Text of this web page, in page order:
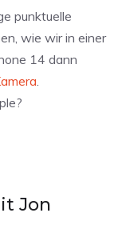
punktuelle
wie wir in einer
14 dann
.
Jon